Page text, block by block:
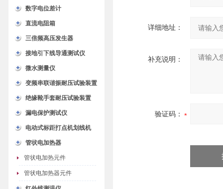
数字电位差计
直流电阻箱
三倍频高压发生器
接地引下线导通测试仪
微水测量仪
变频串联谐振耐压试验装置
绝缘靴手套耐压试验装置
漏电保护测试仪
电动式标距打点机划线机
管状电加热器
管状电加热元件
管状电加热器元件
详细地址：
补充说明：
验证码：